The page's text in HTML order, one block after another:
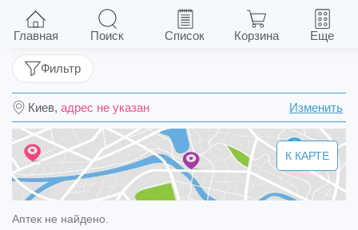
Логест табл. п/о №21
Киев, адрес не указан Изменить
Фильтр
К КАРТЕ
Аптек не найдено.
Главная Поиск Список Корзина Еще